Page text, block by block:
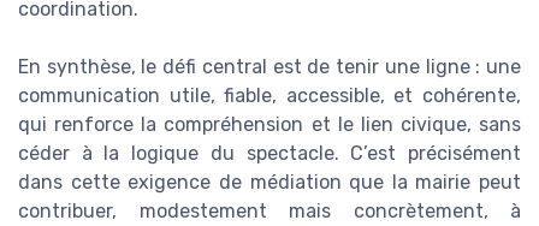
coordination.
En synthèse, le défi central est de tenir une ligne : une
communication utile, fiable, accessible, et cohérente,
qui renforce la compréhension et le lien civique, sans
céder à la logique du spectacle. C’est précisément
dans cette exigence de médiation que la mairie peut
contribuer, modestement mais concrètement, à